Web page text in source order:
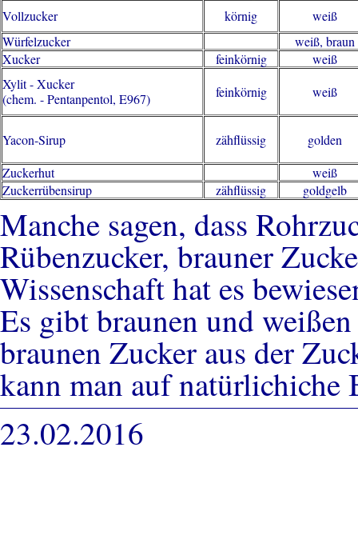
Vollzucker
körnig
weiß
Würfelzucker
weiß, braun
Xucker
feinkörnig
weiß
Xylit - Xucker
(chem. - Pentanpentol, E967)
feinkörnig weiß
Yacon-Sirup zähflüssig
golden
Zuckerhut
weiß
Zuckerrübensirup
zähflüssig goldgelb
Manche sagen, dass
Rübenzucker, brauner
Wissenschaft hat es
Es gibt braunen und
braunen Zucker aus der
kann man auf natürlichiche
23.02.2016